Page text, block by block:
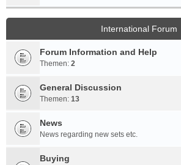
International Forum
Forum Information and Help
Themen: 2
General Discussion
Themen: 13
News
News regarding new sets etc.
Buying